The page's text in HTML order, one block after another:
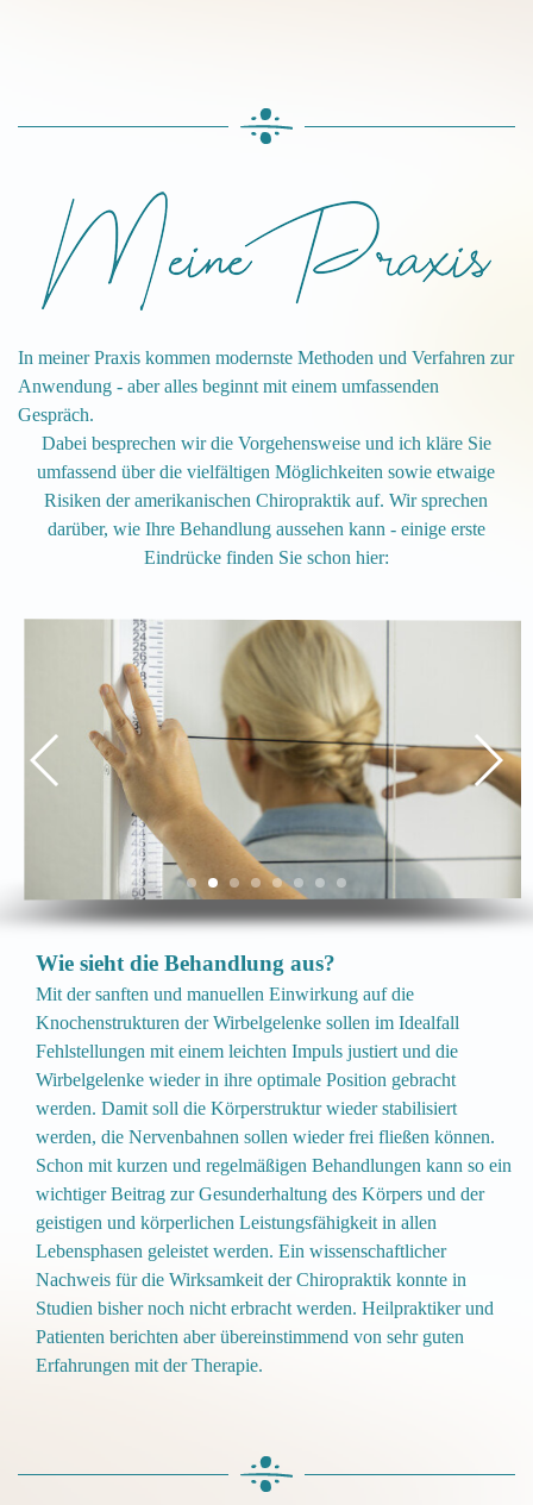
In meiner Praxis kommen modernste Methoden und Verfahren zur
Anwendung - aber alles beginnt mit einem umfassenden
Gespräch.
Dabei besprechen wir die Vorgehensweise und ich kläre Sie
umfassend über die vielfältigen Möglichkeiten sowie etwaige
Risiken der amerikanischen Chiropraktik auf. Wir sprechen
darüber, wie Ihre Behandlung aussehen kann - einige erste
Eindrücke finden Sie schon hier:
Wie sieht die Behandlung aus?
Mit der sanften und manuellen Einwirkung auf die
Knochenstrukturen der Wirbelgelenke sollen im Idealfall
Fehlstellungen mit einem leichten Impuls justiert und die
Wirbelgelenke wieder in ihre optimale Position gebracht
werden. Damit soll die Körperstruktur wieder stabilisiert
werden, die Nervenbahnen sollen wieder frei fließen können.
Schon mit kurzen und regelmäßigen Behandlungen kann so ein
wichtiger Beitrag zur Gesunderhaltung des Körpers und der
geistigen und körperlichen Leistungsfähigkeit in allen
Lebensphasen geleistet werden. Ein wissenschaftlicher
Nachweis für die Wirksamkeit der Chiropraktik konnte in
Studien bisher noch nicht erbracht werden. Heilpraktiker und
Patienten berichten aber übereinstimmend von sehr guten
Erfahrungen mit der Therapie.